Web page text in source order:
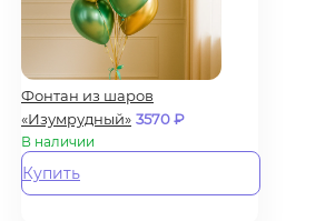
Фонтан из шаров
«Изумрудный» 3570₽
В наличии
Купить